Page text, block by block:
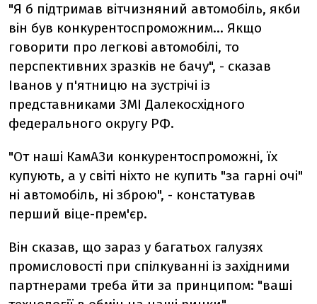
"Я б підтримав вітчизняний автомобіль, якби
він був конкурентоспроможним... Якщо
говорити про легкові автомобілі, то
перспективних зразків не бачу", - сказав
Іванов у п'ятницю на зустрічі із
представниками ЗМІ Далекосхідного
федерального округу РФ.
"От наші КамАЗи конкурентоспроможні, їх
купують, а у світі ніхто не купить "за гарні очі"
ні автомобіль, ні зброю", - констатував
перший віце-прем'єр.
Він сказав, що зараз у багатьох галузях
промисловості при спілкуванні із західними
партнерами треба йти за принципом: "ваші